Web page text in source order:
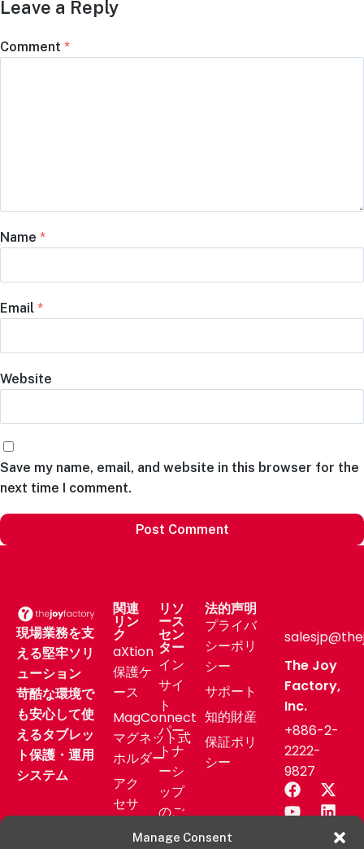
Manage Consent
Leave a Reply
Comment *
Name *
Email *
Website
Save my name, email, and website in this browser for the
next time I comment.
現場業務を支
える堅牢ソリ
ューション
苛酷な環境で
も安心して使
えるタブレッ
ト保護・運用
システム
関連
リン
ク
aXtion
保護ケ
ース
MagConnect
マグネット式
ホルダー
アク
セサ
リソ
ース
セン
ター
イン
サイ
ト
パー
トナ
ーシ
ップ
のご
相談
法的声明
プライバ
シーポリ
シー
サポート
知的財産
保証ポリ
シー
The Joy
Factory,
Inc.
+886-2-
2222-
9827